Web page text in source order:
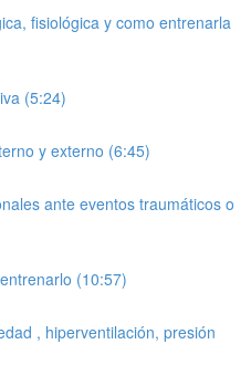
fisiológica y como entrenarla
(5:24)
y externo (6:45)
ante eventos traumáticos o
(10:57)
, hiperventilación, presión